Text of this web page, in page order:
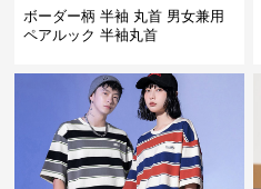
ボーダー柄 半袖 丸首 男女兼用
ペアルック 半袖丸首